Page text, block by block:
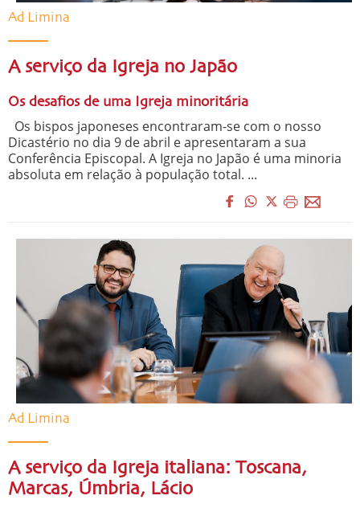
Ad Limina
A serviço da Igreja no Japão
Os desafios de uma Igreja minoritária
Os bispos japoneses encontraram-se com o nosso
Dicastério no dia 9 de abril e apresentaram a sua
Conferência Episcopal. A Igreja no Japão é uma minoria
absoluta em relação à população total. ...
Ad Limina
A serviço da Igreja italiana: Toscana,
Marcas, Úmbria, Lácio